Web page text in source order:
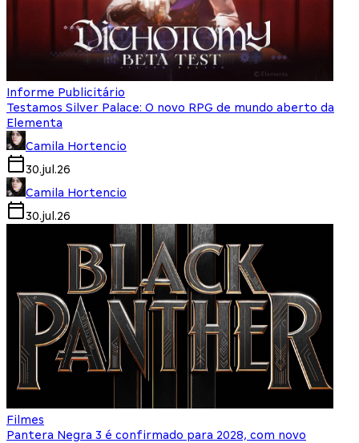
Informe Publicitário
Testamos Silver Palace: O novo RPG de mundo aberto da
Elementa
Camila Hortencio
30.jul.26
Camila Hortencio
30.jul.26
Filmes
Pantera Negra 3 é confirmado para 2028, com novo